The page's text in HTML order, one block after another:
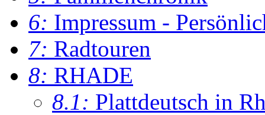
6: Impressum -
7: Radtouren
8: RHADE
8.1: Plattdeutsch in